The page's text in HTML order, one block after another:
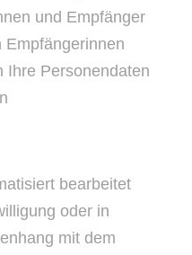
und Empfänger
Empfängerinnen
Ihre Personendaten
bearbeitet
oder in
mit dem